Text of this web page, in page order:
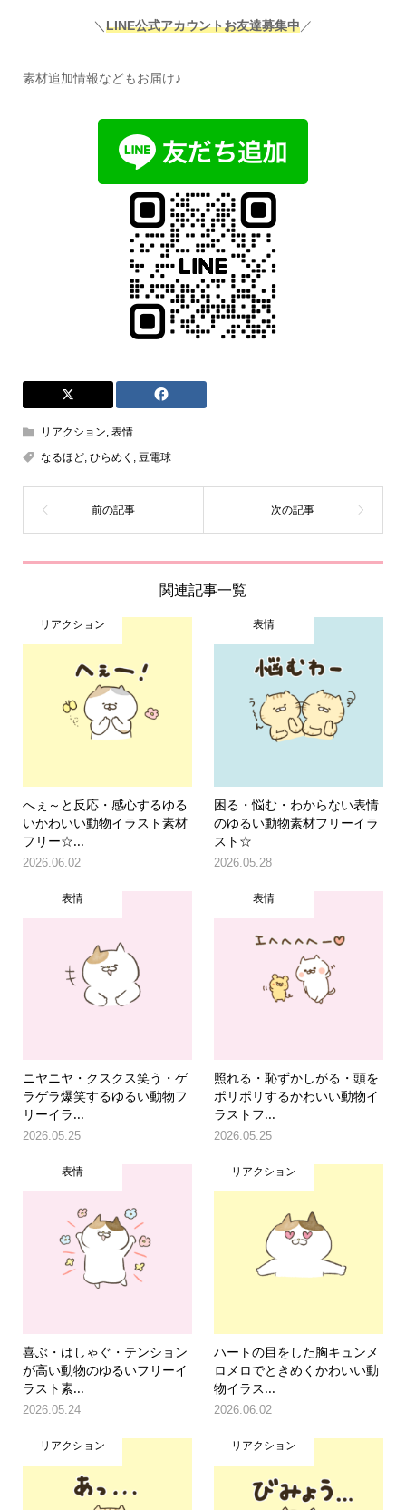
＼ LINE公式アカウントお友達募集中／
素材追加情報などもお届け♪
リアクション, 表情
なるほど, ひらめく , 豆電球
関連記事一覧
リアクション
へぇ～と反応・感心するゆる
いかわいい動物イラスト素材
フリー☆...
2026.06.02
表情
困る・悩む・わからない表情
のゆるい動物素材フリーイラ
スト☆
2026.05.28
表情
ニヤニヤ・クスクス笑う・ゲ
ラゲラ爆笑するゆるい動物フ
リーイラ...
2026.05.25
表情
照れる・恥ずかしがる・頭を
ポリポリするかわいい動物イ
ラストフ...
2026.05.25
表情
喜ぶ・はしゃぐ・テンション
が高い動物のゆるいフリーイ
ラスト素...
2026.05.24
リアクション
ハートの目をした胸キュンメ
ロメロでときめくかわいい動
物イラス...
2026.06.02
リアクション リアクション